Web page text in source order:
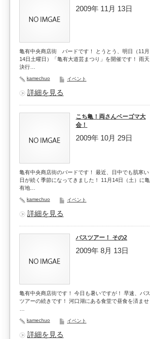
2009年 11月 13日
亀有中央商店街 バードです！ とうとう、明日（11月
14日土曜日）「亀有大道芸まつり」を開催です！ 雨天
決行…
kamechuo イベント
詳細を見る
こち亀！両さんベーゴマ大
会！
2009年 10月 29日
亀有中央商店街のバードです！ 最近、日中でも肌寒い
日が続く季節になってきました！ 11月14日（土）に亀
有地…
kamechuo イベント
詳細を見る
バスツアー！ その2
2009年 8月 13日
亀有中央商店街です！ 今日も暑いですが！ 早速、バス
ツアーの続きです！ 河口湖にある食堂で昼食を済ませ
kamechuo イベント
詳細を見る